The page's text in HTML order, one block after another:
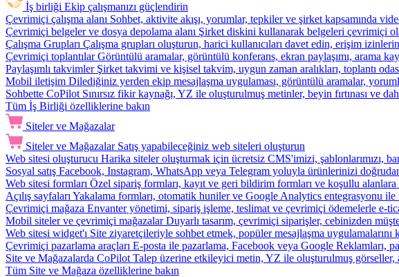
İş birliği Ekip çalışmanızı güçlendirin
Çevrimiçi çalışma alanı Sohbet, aktivite akışı, yorumlar, tepkiler ve şirket kapsamında
Çevrimiçi belgeler ve dosya depolama alanı Şirket diskini kullanarak belgeleri çevrimiçi
Çalışma Grupları Çalışma grupları oluşturun, harici kullanıcıları davet edin, erişim
Çevrimiçi toplantılar Görüntülü aramalar, görüntülü konferans, ekran paylaşımı, arama
Paylaşımlı takvimler Şirket takvimi ve kişisel takvim, uygun zaman aralıkları, toplantı
Mobil iletişim Dilediğiniz yerden ekip mesajlaşma uygulaması, görüntülü aramalar,
Sohbette CoPilot Sınırsız fikir kaynağı, YZ ile oluşturulmuş metinler, beyin fırtınası ve
Tüm İş Birliği özelliklerine bakın
Siteler ve Mağazalar
Siteler ve Mağazalar Satış yapabileceğiniz web siteleri oluşturun
Web sitesi oluşturucu Harika siteler oluşturmak için ücretsiz CMS'imizi, şablonlarımızı,
Sosyal satış Facebook, Instagram, WhatsApp veya Telegram yoluyla ürünlerinizi
Web sitesi formları Özel sipariş formları, kayıt ve geri bildirim formları ve koşullu
Açılış sayfaları Yakalama formları, otomatik huniler ve Google Analytics entegrasyonu ile
Çevrimiçi mağaza Envanter yönetimi, sipariş işleme, teslimat ve çevrimiçi ödemelerle e-
Mobil siteler ve çevrimiçi mağazalar Duyarlı tasarım, çevrimiçi siparişler, cebinizden
Web sitesi widget'ı Site ziyaretçileriyle sohbet etmek, popüler mesajlaşma
Çevrimiçi pazarlama araçları E-posta ile pazarlama, Facebook veya Google Reklamları,
Site ve Mağazalarda CoPilot Talep üzerine etkileyici metin, YZ ile oluşturulmuş görseller,
Tüm Site ve Mağaza özelliklerine bakın